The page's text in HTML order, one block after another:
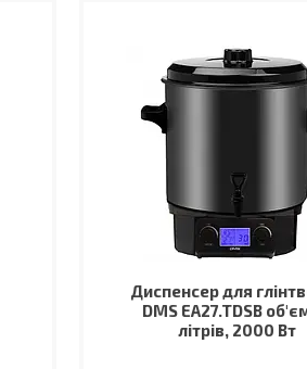
Диспенсер для
DMS EA27.TDSB
літрів, 2000 Вт